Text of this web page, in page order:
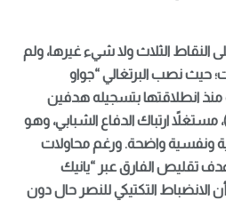
النقاط الثلاث ولا شيء غيرها، ولم
حيث نصب البرتغالي “جواو
منذ انطلاقتها بتسجيله هدفين
في الدقيقتين (3 و10)، مستغلاً ارتباك الدفاع الشبابي، وهو
ونفسية واضحة. ورغم محاولات
تقليص الفارق عبر “يانيك
في الدقيقة 30، إلا أن الانضباط التكتيكي للنصر حال دون